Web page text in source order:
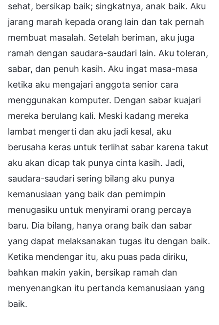
sehat, bersikap baik; singkatnya, anak baik. Aku
jarang marah kepada orang lain dan tak pernah
membuat masalah. Setelah beriman, aku juga
ramah dengan saudara-saudari lain. Aku toleran,
sabar, dan penuh kasih. Aku ingat masa-masa
ketika aku mengajari anggota senior cara
menggunakan komputer. Dengan sabar kuajari
mereka berulang kali. Meski kadang mereka
lambat mengerti dan aku jadi kesal, aku
berusaha keras untuk terlihat sabar karena takut
aku akan dicap tak punya cinta kasih. Jadi,
saudara-saudari sering bilang aku punya
kemanusiaan yang baik dan pemimpin
menugasiku untuk menyirami orang percaya
baru. Dia bilang, hanya orang baik dan sabar
yang dapat melaksanakan tugas itu dengan baik.
Ketika mendengar itu, aku puas pada diriku,
bahkan makin yakin, bersikap ramah dan
menyenangkan itu pertanda kemanusiaan yang
baik.